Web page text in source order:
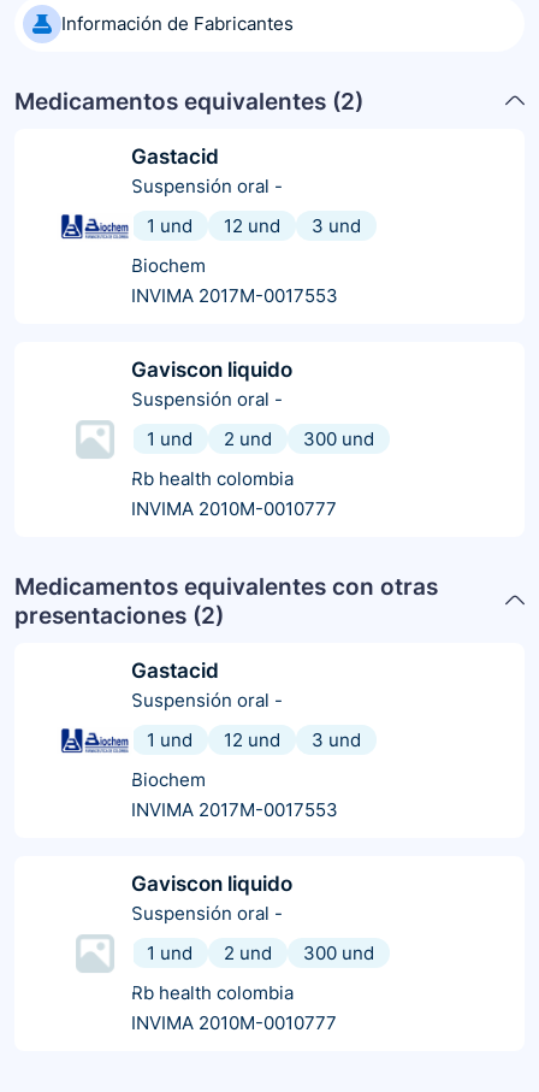
Información de Fabricantes
Medicamentos equivalentes (2)
Gastacid
Suspensión oral -
1 und
12 und
3 und
Biochem
INVIMA 2017M-0017553
Gaviscon liquido
Suspensión oral -
1 und
2 und
300 und
Rb health colombia
INVIMA 2010M-0010777
Medicamentos equivalentes con otras
presentaciones (2)
Gastacid
Suspensión oral -
1 und
12 und
3 und
Biochem
INVIMA 2017M-0017553
Gaviscon liquido
Suspensión oral -
1 und
2 und
300 und
Rb health colombia
INVIMA 2010M-0010777